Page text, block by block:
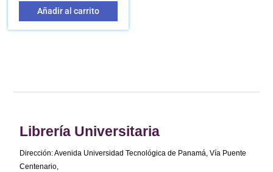
Añadir al carrito
Librería Universitaria
Dirección: Avenida Universidad Tecnológica de Panamá, Vía Puente
Centenario,